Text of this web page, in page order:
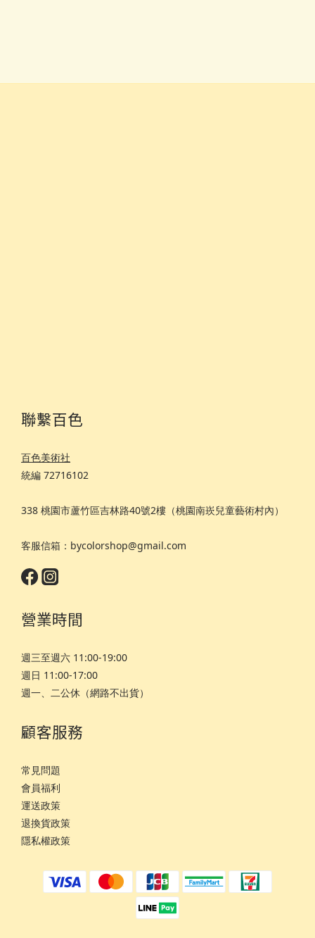
聯繫百色
百色美術社
統編 72716102
338 桃園市蘆竹區吉林路40號2樓（桃園南崁兒童藝術村內）
客服信箱：bycolorshop@gmail.com
營業時間
週三至週六 11:00-19:00
週日 11:00-17:00
週一、二公休（網路不出貨）
顧客服務
常見問題
會員福利
運送政策
退換貨政策
隱私權政策